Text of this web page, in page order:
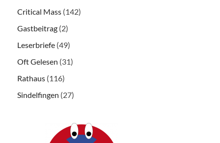
Critical Mass (142)
Gastbeitrag (2)
Leserbriefe (49)
Oft Gelesen (31)
Rathaus (116)
Sindelfingen (27)